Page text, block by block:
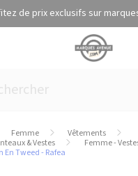
de prix exclusifs sur
Femme
Vêtements
& Vestes
Femme -
En Tweed - Rafea
des cookies